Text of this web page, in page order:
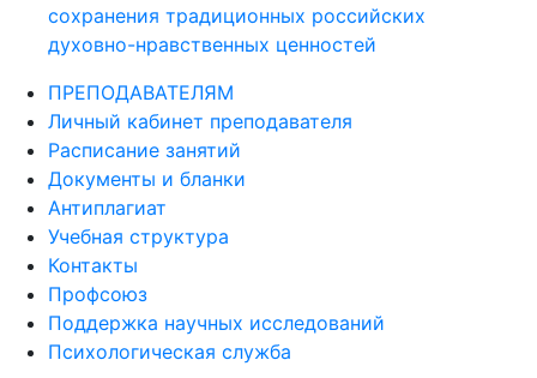
сохранения традиционных российских
духовно-нравственных ценностей
ПРЕПОДАВАТЕЛЯМ
Личный кабинет преподавателя
Расписание занятий
Документы и бланки
Антиплагиат
Учебная структура
Контакты
Профсоюз
Поддержка научных исследований
Психологическая служба